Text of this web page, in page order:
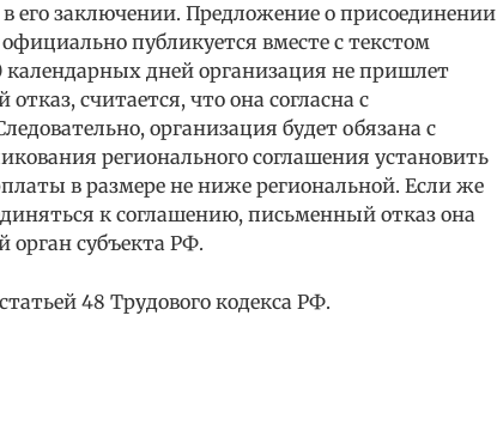
его заключении. Предложение о присоединении
публикуется вместе с текстом
календарных дней организация не пришлет
считается, что она согласна с
организация будет обязана с
регионального соглашения установить
в размере не ниже региональной. Если же
к соглашению, письменный отказ она
орган субъекта РФ.
48 Трудового кодекса РФ.